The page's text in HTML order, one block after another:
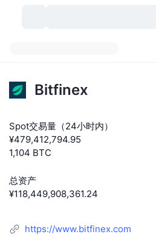
分类
历史记录
代币解锁
市场
市场概况
现货市场
加密货币数量
DexScan
信号 New
热门
交易所
中心化交易所
现货
社区
API
Bitfinex
Spot交易量（24小时内）
¥479,412,794.95
1,104 BTC
总资产
¥118,449,908,361.24
https://www.bitfinex.com